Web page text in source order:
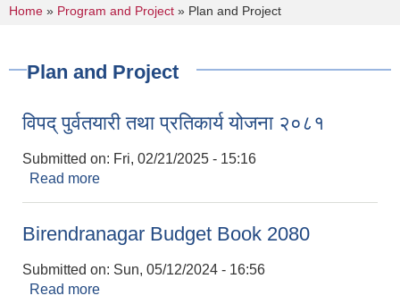
You are here
Home » Program and Project » Plan and Project
Plan and Project
विपद् पुर्वतयारी तथा प्रतिकार्य योजना २०८१
Submitted on: Fri, 02/21/2025 - 15:16
Read more
Birendranagar Budget Book 2080
Submitted on: Sun, 05/12/2024 - 16:56
Read more